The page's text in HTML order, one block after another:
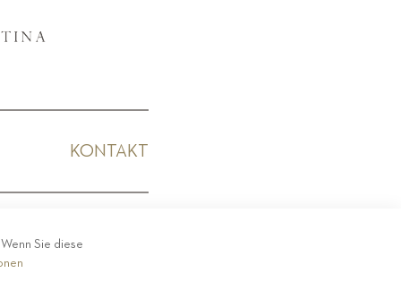
KONTAKT
Sie diese